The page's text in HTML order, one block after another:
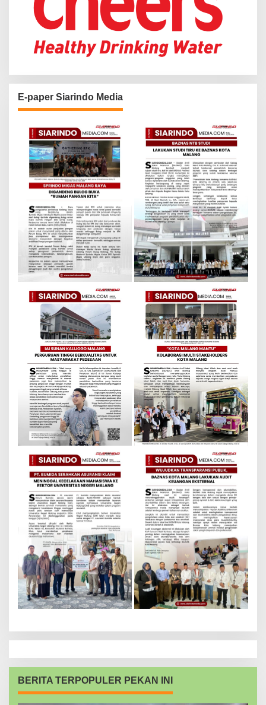
E-paper Siarindo Media
BERITA TERPOPULER PEKAN INI